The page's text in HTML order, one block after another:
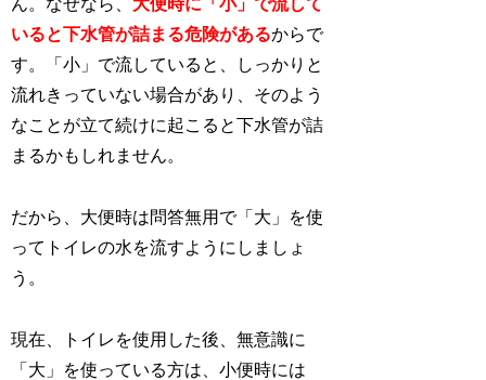
ん。なぜなら、 大便時に「小」で流して
いると下水管が詰まる危険があるからで
す。「小」で流していると、しっかりと
流れきっていない場合があり、そのよう
なことが立て続けに起こると下水管が詰
まるかもしれません。
だから、大便時は問答無用で「大」を使
ってトイレの水を流すようにしましょ
う。
現在、トイレを使用した後、無意識に
「大」を使っている方は、小便時には